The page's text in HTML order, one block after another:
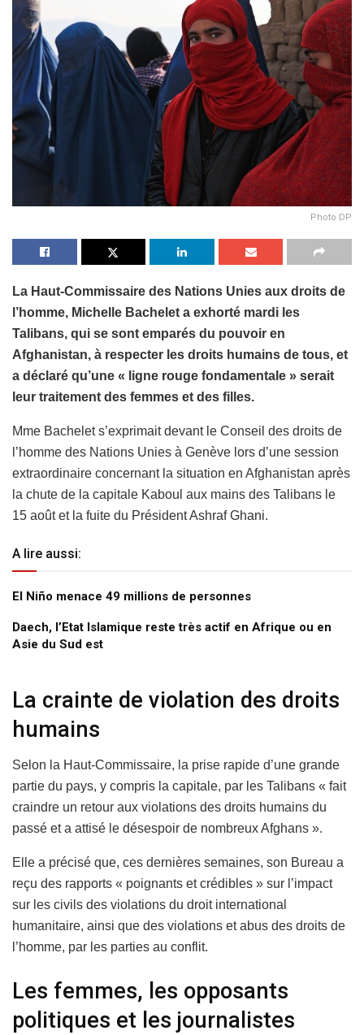
Photo DP
La Haut-Commissaire des Nations Unies aux droits de
l’homme, Michelle Bachelet a exhorté mardi les
Talibans, qui se sont emparés du pouvoir en
Afghanistan, à respecter les droits humains de tous, et
a déclaré qu’une « ligne rouge fondamentale » serait
leur traitement des femmes et des filles.
Mme Bachelet s’exprimait devant le Conseil des droits de
l’homme des Nations Unies à Genève lors d’une session
extraordinaire concernant la situation en Afghanistan après
la chute de la capitale Kaboul aux mains des Talibans le
15 août et la fuite du Président Ashraf Ghani.
A lire aussi:
El Niño menace 49 millions de personnes
Daech, l’Etat Islamique reste très actif en Afrique ou en
Asie du Sud est
La crainte de violation des droits
humains
Selon la Haut-Commissaire, la prise rapide d’une grande
partie du pays, y compris la capitale, par les Talibans « fait
craindre un retour aux violations des droits humains du
passé et a attisé le désespoir de nombreux Afghans ».
Elle a précisé que, ces dernières semaines, son Bureau a
reçu des rapports « poignants et crédibles » sur l’impact
sur les civils des violations du droit international
humanitaire, ainsi que des violations et abus des droits de
l’homme, par les parties au conflit.
Les femmes, les opposants
politiques et les journalistes